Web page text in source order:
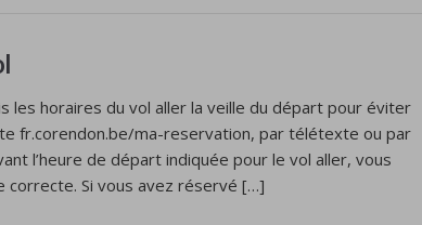
les horaires du vol aller la veille du départ pour éviter
fr.corendon.be/ma-reservation, par télétexte ou par
l’heure de départ indiquée pour le vol aller, vous
correcte. Si vous avez réservé […]